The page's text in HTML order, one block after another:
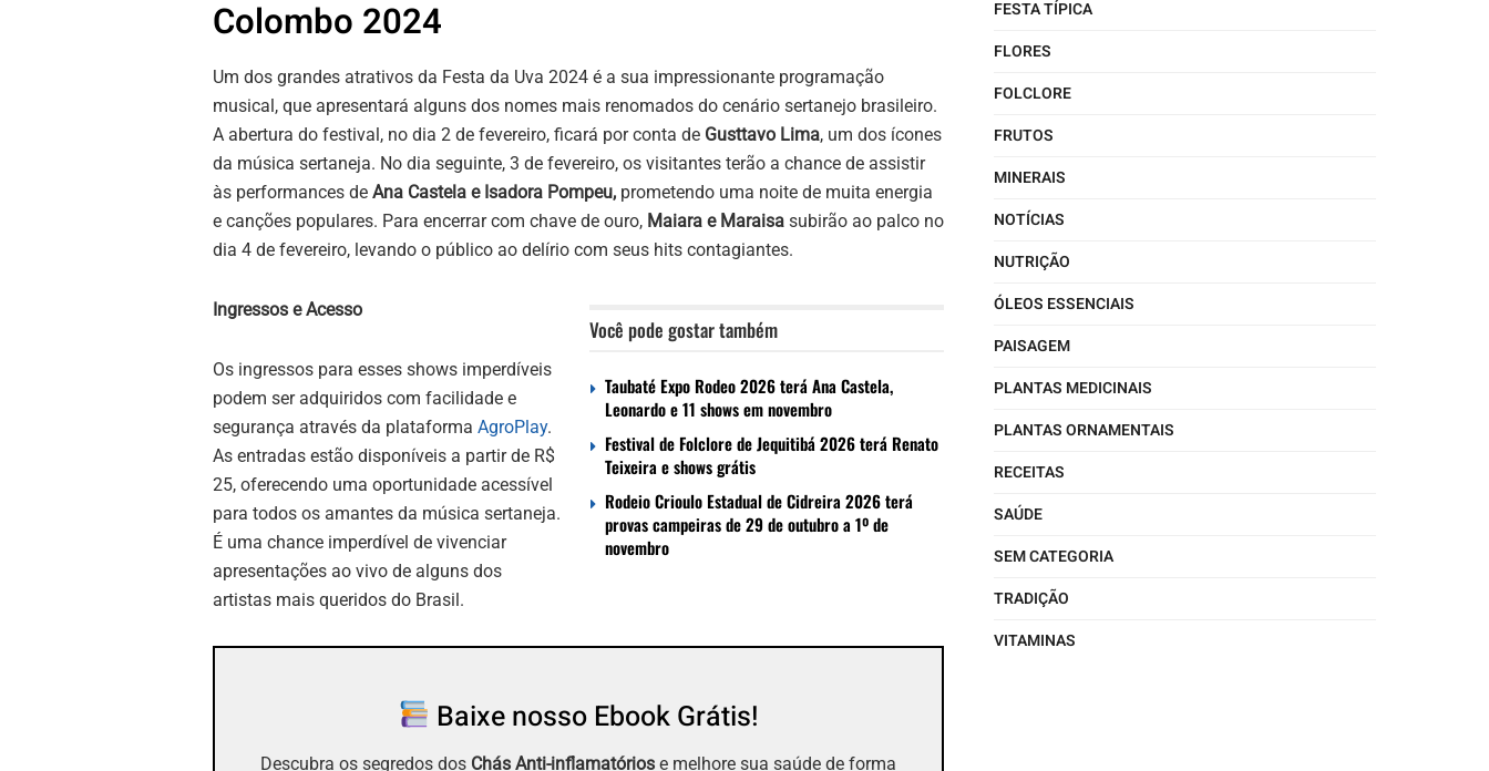
Colombo 2024
Um dos grandes atrativos da Festa da Uva 2024 é a sua impressionante programação
musical, que apresentará alguns dos nomes mais renomados do cenário sertanejo brasileiro.
A abertura do festival, no dia 2 de fevereiro, ficará por conta de Gusttavo Lima, um dos ícones
da música sertaneja. No dia seguinte, 3 de fevereiro, os visitantes terão a chance de assistir
às performances de Ana Castela e Isadora Pompeu, prometendo uma noite de muita energia
e canções populares. Para encerrar com chave de ouro, Maiara e Maraisa subirão ao palco no
dia 4 de fevereiro, levando o público ao delírio com seus hits contagiantes.
Você pode gostar também
Taubaté Expo Rodeo 2026 terá Ana Castela,
Leonardo e 11 shows em novembro
Festival de Folclore de Jequitibá 2026 terá Renato
Teixeira e shows grátis
Rodeio Crioulo Estadual de Cidreira 2026 terá
provas campeiras de 29 de outubro a 1º de
novembro
Ingressos e Acesso
Os ingressos para esses shows imperdíveis
podem ser adquiridos com facilidade e
segurança através da plataforma AgroPlay.
As entradas estão disponíveis a partir de R$
25, oferecendo uma oportunidade acessível
para todos os amantes da música sertaneja.
É uma chance imperdível de vivenciar
apresentações ao vivo de alguns dos
artistas mais queridos do Brasil.
Baixe nosso Ebook Grátis!
Descubra os segredos dos Chás Anti-inflamatórios e melhore sua saúde de forma
FESTA TÍPICA
FLORES
FOLCLORE
FRUTOS
MINERAIS
NOTÍCIAS
NUTRIÇÃO
ÓLEOS ESSENCIAIS
PAISAGEM
PLANTAS MEDICINAIS
PLANTAS ORNAMENTAIS
RECEITAS
SAÚDE
SEM CATEGORIA
TRADIÇÃO
VITAMINAS